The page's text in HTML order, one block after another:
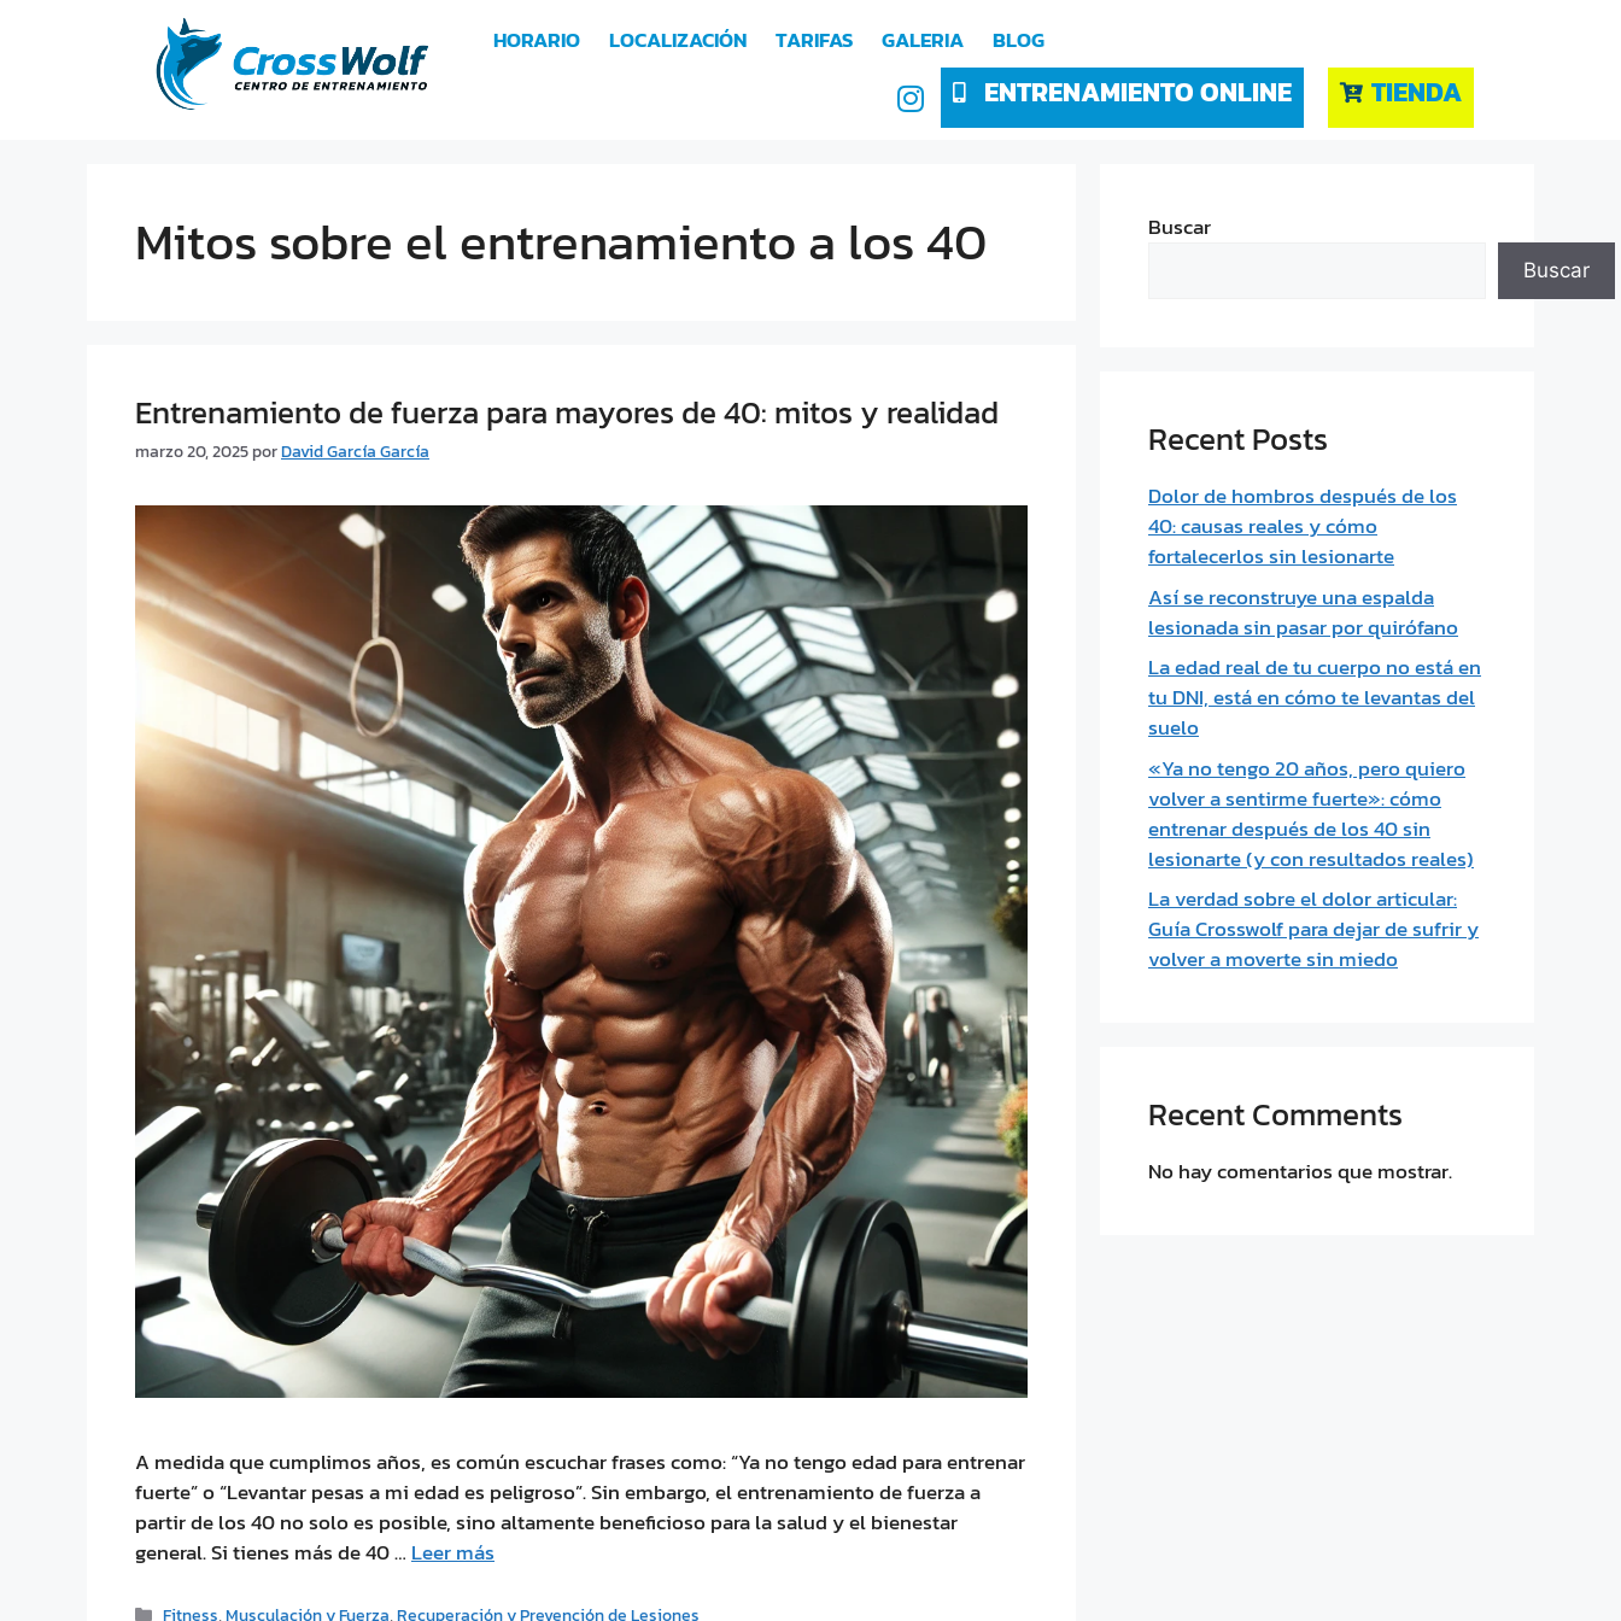
HORARIO LOCALIZACIÓN TARIFAS GALERIA BLOG
TIENDA
ENTRENAMIENTO ONLINE
Mitos sobre el entrenamiento a los 40
Entrenamiento de fuerza para mayores de 40: mitos y realidad
marzo 20, 2025porDavid García García
A medida que cumplimos años, es común escuchar frases como: “Ya no tengo edad para entrenar
fuerte” o “Levantar pesas a mi edad es peligroso”. Sin embargo, el entrenamiento de fuerza a
partir de los 40 no solo es posible, sino altamente beneficioso para la salud y el bienestar
general. Si tienes más de 40 …Leer más
Fitness,Musculación y Fuerza,Recuperación y Prevención de Lesiones
Buscar
Buscar
Recent Posts
Dolor de hombros después de los
40: causas reales y cómo
fortalecerlos sin lesionarte
Así se reconstruye una espalda
lesionada sin pasar por quirófano
La edad real de tu cuerpo no está en
tu DNI, está en cómo te levantas del
suelo
«Ya no tengo 20 años, pero quiero
volver a sentirme fuerte»: cómo
entrenar después de los 40 sin
lesionarte (y con resultados reales)
La verdad sobre el dolor articular:
Guía Crosswolf para dejar de sufrir y
volver a moverte sin miedo
Recent Comments
No hay comentarios que mostrar.